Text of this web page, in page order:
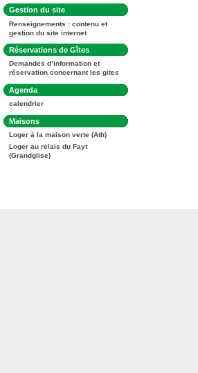
Dans
la
rubrique
:
Gestion du site
Renseignements : contenu et
gestion du site internet
Dans
la
rubrique
:
Réservations de Gîtes
Demandes d’information et
réservation concernant les gites
Dans
la
rubrique
:
Agenda
calendrier
Dans
la
rubrique
:
Maisons
Loger à la maison verte (Ath)
Loger au relais du Fayt
(Grandglise)